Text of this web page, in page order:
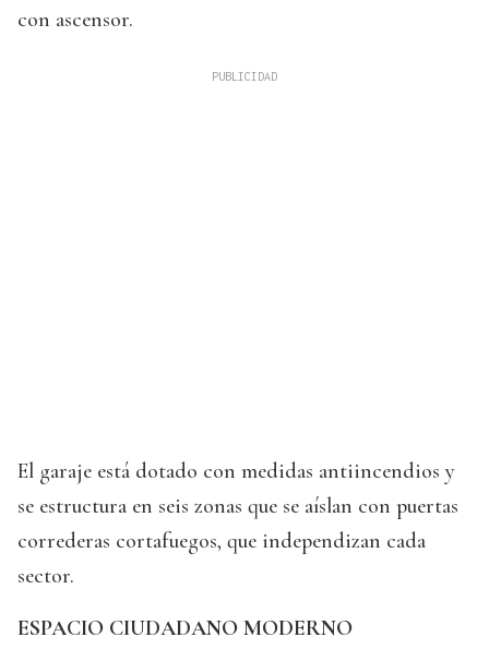
con ascensor.
El garaje está dotado con medidas antiincendios y
se estructura en seis zonas que se aíslan con puertas
correderas cortafuegos, que independizan cada
sector.
ESPACIO CIUDADANO MODERNO